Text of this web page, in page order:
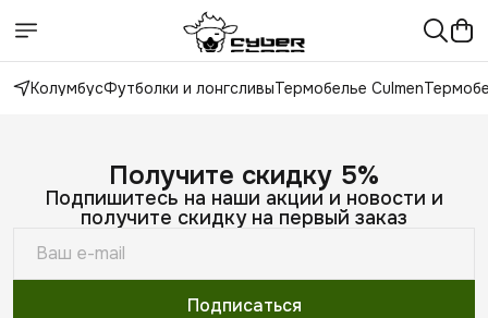
КолумбусФутболки и лонгсливыТермобелье Culmen
Получите скидку 5%
Подпишитесь на наши акции и новости и
получите скидку на первый заказ
Подписаться